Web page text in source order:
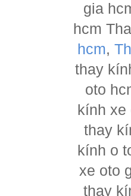
gia
hcm
hcm,
thay
oto
kính
thay
kính o
xe oto
thay